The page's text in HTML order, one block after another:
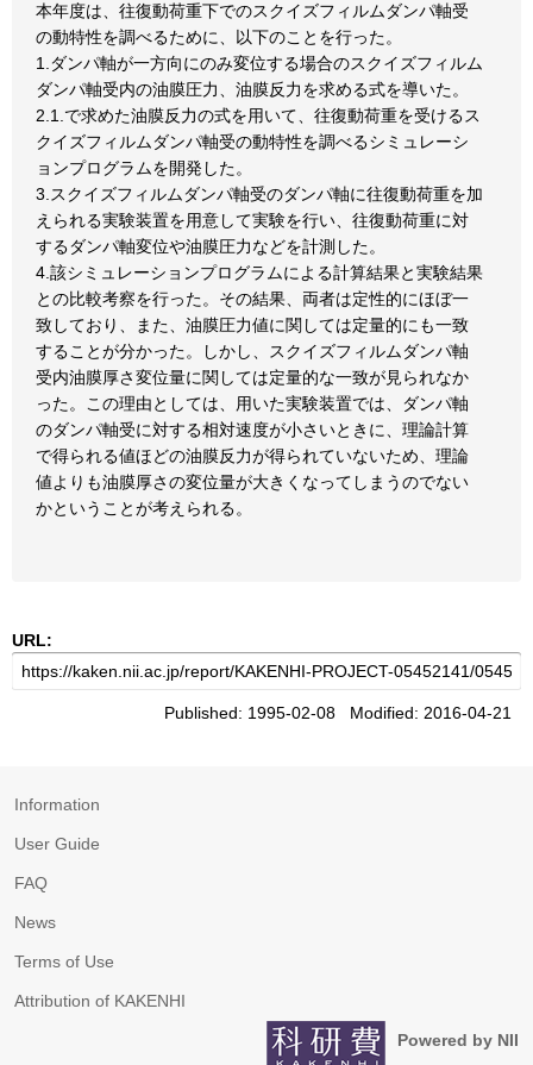
本年度は、往復動荷重下でのスクイズフィルムダンパ軸受
の動特性を調べるために、以下のことを行った。
1.ダンパ軸が一方向にのみ変位する場合のスクイズフィルム
ダンパ軸受内の油膜圧力、油膜反力を求める式を導いた。
2.1.で求めた油膜反力の式を用いて、往復動荷重を受けるス
クイズフィルムダンパ軸受の動特性を調べるシミュレーシ
ョンプログラムを開発した。
3.スクイズフィルムダンパ軸受のダンパ軸に往復動荷重を加
えられる実験装置を用意して実験を行い、往復動荷重に対
するダンパ軸変位や油膜圧力などを計測した。
4.該シミュレーションプログラムによる計算結果と実験結果
との比較考察を行った。その結果、両者は定性的にほぼ一
致しており、また、油膜圧力値に関しては定量的にも一致
することが分かった。しかし、スクイズフィルムダンパ軸
受内油膜厚さ変位量に関しては定量的な一致が見られなか
った。この理由としては、用いた実験装置では、ダンパ軸
のダンパ軸受に対する相対速度が小さいときに、理論計算
で得られる値ほどの油膜反力が得られていないため、理論
値よりも油膜厚さの変位量が大きくなってしまうのでない
かということが考えられる。
URL:
Published: 1995-02-08 Modified: 2016-04-21
Information
User Guide
FAQ
News
Terms of Use
Attribution of KAKENHI
Powered by NII